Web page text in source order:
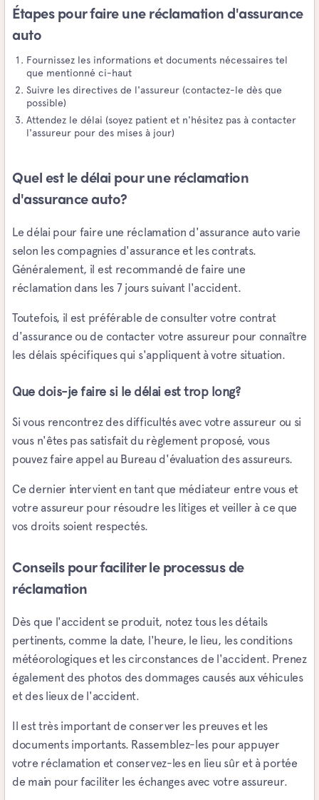
Étapes pour faire une réclamation d'assurance
auto
Fournissez les informations et documents nécessaires tel
que mentionné ci-haut
Suivre les directives de l'assureur (contactez-le dès que
possible)
Attendez le délai (soyez patient et n'hésitez pas à contacter
l'assureur pour des mises à jour)
Quel est le délai pour une réclamation
d'assurance auto?
Le délai pour faire une réclamation d'assurance auto varie
selon les compagnies d'assurance et les contrats.
Généralement, il est recommandé de faire une
réclamation dans les 7 jours suivant l'accident.
Toutefois, il est préférable de consulter votre contrat
d'assurance ou de contacter votre assureur pour connaître
les délais spécifiques qui s'appliquent à votre situation.
Que dois-je faire si le délai est trop long?
Si vous rencontrez des difficultés avec votre assureur ou si
vous n'êtes pas satisfait du règlement proposé, vous
pouvez faire appel au Bureau d'évaluation des assureurs.
Ce dernier intervient en tant que médiateur entre vous et
votre assureur pour résoudre les litiges et veiller à ce que
vos droits soient respectés.
Conseils pour faciliter le processus de
réclamation
Dès que l'accident se produit, notez tous les détails
pertinents, comme la date, l'heure, le lieu, les conditions
météorologiques et les circonstances de l'accident. Prenez
également des photos des dommages causés aux véhicules
et des lieux de l'accident.
Il est très important de conserver les preuves et les
documents importants. Rassemblez-les pour appuyer
votre réclamation et conservez-les en lieu sûr et à portée
de main pour faciliter les échanges avec votre assureur.